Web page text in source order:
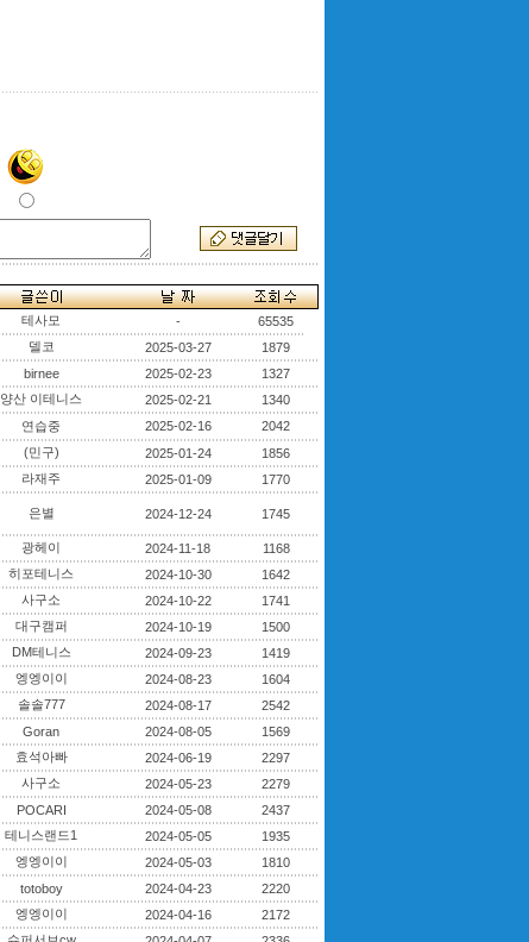
테사모 -
65535
델코 2025-03-27
1879
birnee 2025-02-23
1327
양산 이테니스 2025-02-21
1340
연습중 2025-02-16
2042
(민구) 2025-01-24
1856
라재주 2025-01-09 1770
은별 2024-12-24 1745
광헤이 2024-11-18
1168
히포테니스 2024-10-30
1642
사구소 2024-10-22
1741
대구캠퍼 2024-10-19
1500
DM테니스 2024-09-23
1419
엥엥이이 2024-08-23
1604
솔솔777 2024-08-17
2542
Goran 2024-08-05
1569
효석아빠 2024-06-19
2297
사구소 2024-05-23
2279
POCARI 2024-05-08
2437
테니스랜드1 2024-05-05
1935
엥엥이이 2024-05-03
1810
totoboy 2024-04-23
2220
엥엥이이 2024-04-16
2172